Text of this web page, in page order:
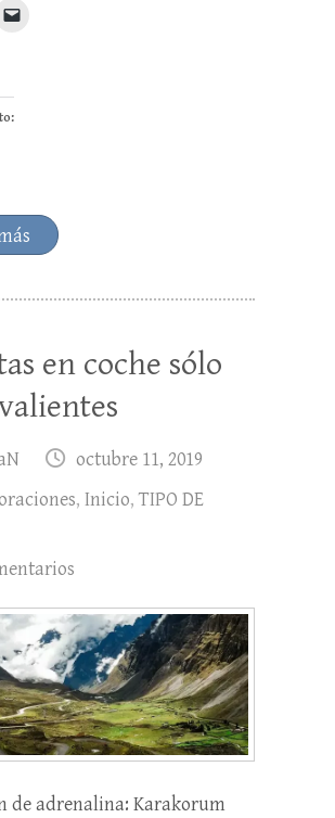
en coche sólo
octubre 11, 2019
, Inicio,TIPO DE
de adrenalina: Karakorum